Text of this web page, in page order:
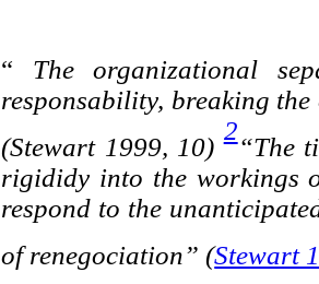
“ The organizational
responsability, breaking
(Stewart 1999, 10)
2
“The
rigididy into the workings
respond to the
of renegociation” (Stewart